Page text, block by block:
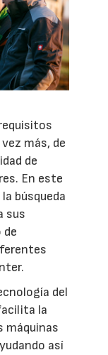
más, de
de
En este
búsqueda
sus
del
la
máquinas
así